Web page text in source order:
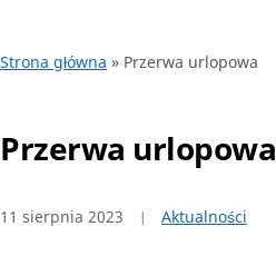
Strona główna » Przerwa urlopowa
Przerwa urlopowa
11 sierpnia 2023 Aktualności